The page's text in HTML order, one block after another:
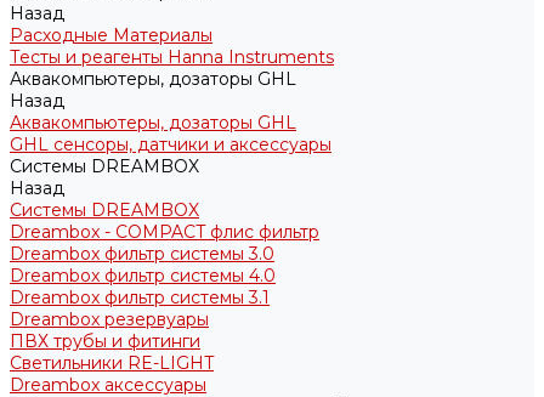
Назад
Расходные Материалы
Тесты и реагенты Hanna Instruments
Аквакомпьютеры, дозаторы GHL
Назад
Аквакомпьютеры, дозаторы GHL
GHL сенсоры, датчики и аксессуары
Системы DREAMBOX
Назад
Системы DREAMBOX
Dreambox - COMPACT флис фильтр
Dreambox фильтр системы 3.0
Dreambox фильтр системы 4.0
Dreambox фильтр системы 3.1
Dreambox резервуары
ПВХ трубы и фитинги
Светильники RE-LIGHT
Dreambox аксессуары